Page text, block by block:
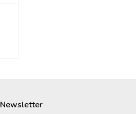
Newsletter